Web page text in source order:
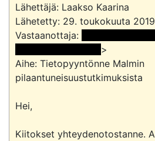
Lähettäjä: Laakso Kaarina
Lähetetty: 29. toukokuuta
Vastaanottaja:
>
Aihe: Tietopyyntönne Malmin
pilaantuneisuustutkimuksista
Hei,
Kiitokset yhteydenotostanne.